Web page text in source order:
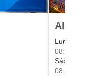
Alicante
Lunes a
08:00–13:00
Sábados
08:00–11:00